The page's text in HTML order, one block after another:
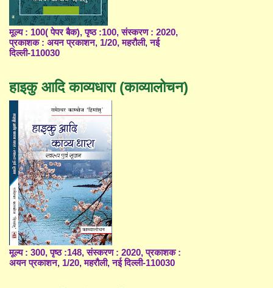
मूल्य : 100( पेपर बैक), पृष्ठ :100, संस्करण : 2020,
प्रकाशक : अयन प्रकाशन, 1/20, महरौली, नई
दिल्ली-110030
हाइकु आदि काव्यधारा (काव्यालोचन)
मूल्य : 300, पृष्ठ :148, संस्करण : 2020, प्रकाशक :
अयन प्रकाशन, 1/20, महरौली, नई दिल्ली-110030